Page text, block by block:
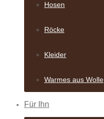
Hosen
Röcke
Kleider
Warmes aus Wolle
Für Ihn